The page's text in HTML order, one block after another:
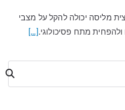
מליסה יכולה להקל על מצבי
מתח פסיכולוגי.[…]